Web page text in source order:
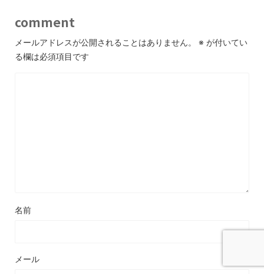
comment
メールアドレスが公開されることはありません。 ※ が付いてい
る欄は必須項目です
名前
メール